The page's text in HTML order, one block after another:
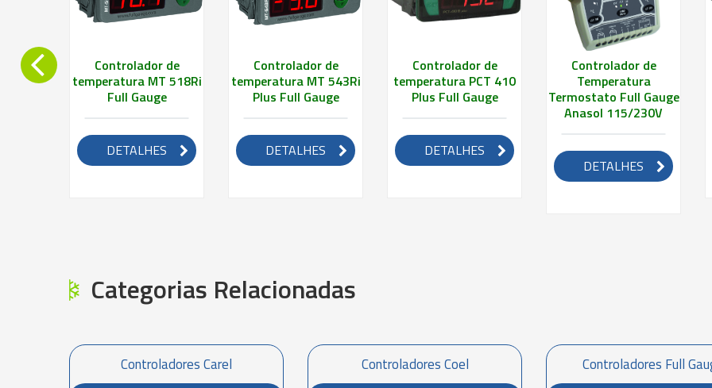
516Ri
Controlador de
temperatura MT 518Ri
Full Gauge
DETALHES
Controlador de
temperatura MT 543Ri
Plus Full Gauge
DETALHES
Controlador de
temperatura PCT 410
Plus Full Gauge
DETALHES
Controlador de
Temperatura
Termostato Full Gauge
Anasol 115/230V
DETALHES
Categorias Relacionadas
Controladores Carel
Controladores Coel
Controladores Full